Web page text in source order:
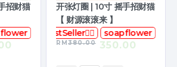
招财猫
开张灯圈 | 10寸 摇手招财猫
【 财源滚滚来 】
香皂花
BestSeller👍🏻 soapflower
RM380.00 350.00